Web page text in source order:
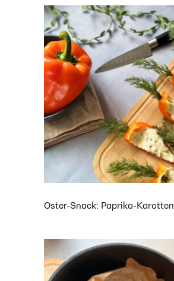
Oster-Snack: Paprika-Karotten